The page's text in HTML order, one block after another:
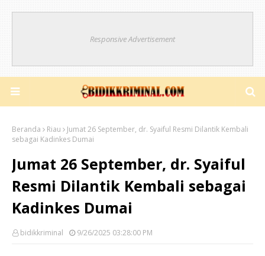
Responsive Advertisement
Beranda Riau
Jumat 26 September, dr. Syaiful Resmi Dilantik Kembali
sebagai Kadinkes Dumai
Jumat 26 September, dr. Syaiful
Resmi Dilantik Kembali sebagai
Kadinkes Dumai
bidikkriminal 9/26/2025 03:28:00 PM